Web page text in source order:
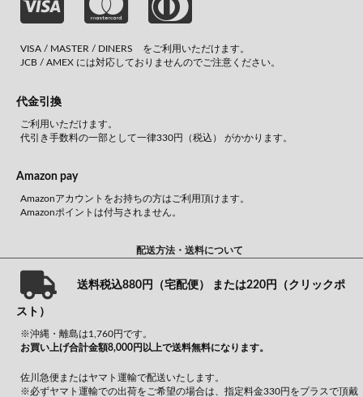
VISA / MASTER / DINERS をご利用いただけます。
JCB / AMEX には対応しておりませんのでご注意ください。
代金引換
ご利用いただけます。
代引き手数料の一部として一律330円（税込） がかかります。
Amazon pay
Amazonアカウントをお持ちの方はご利用頂けます。
Amazonポイントは付与されません。
配送方法・送料について
送料税込880円（宅配便） または220円（クリックポ
スト）
※沖縄・離島は1,760円です。
お買い上げ合計金額8,000円以上で送料無料になります。
佐川急便またはヤマト運輸で配送いたします。
※必ずヤマト運輸での出荷をご希望の場合は、指定料金330円をプラスで頂戴